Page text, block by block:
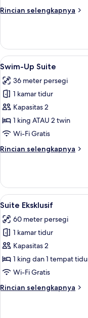
Jacuzzi
Rincian selengkapnya
Rincian
Grand
Junior
Suite
Jacuzzi
Lihat
semua
foto
untuk
Swim-
Up
Suite
5
Swim-Up Suite
36 meter persegi
1 kamar tidur
Kapasitas 2
1 king ATAU 2 twin
Wi-Fi Gratis
Rincian selengkapnya
Rincian
Swim-
Up
Suite
Lihat
semua
foto
untuk
Suite
Eksklusif
9
Suite Eksklusif
60 meter persegi
1 kamar tidur
Kapasitas 2
1 king dan 1 tempat
Wi-Fi Gratis
Rincian selengkapnya
Rincian